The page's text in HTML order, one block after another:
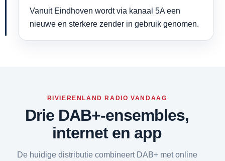
Vanuit Eindhoven wordt via kanaal 5A een
nieuwe en sterkere zender in gebruik genomen.
RIVIERENLAND RADIO VANDAAG
Drie DAB+-ensembles,
internet en app
De huidige distributie combineert DAB+ met online